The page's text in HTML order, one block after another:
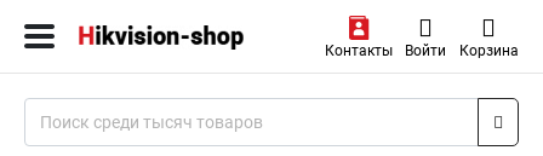
Контакты Войти Корзина